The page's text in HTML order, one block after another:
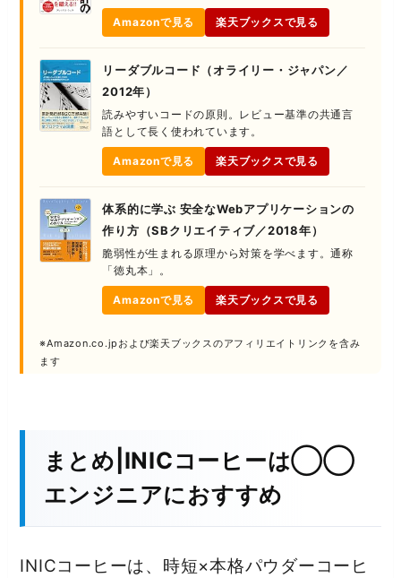
Amazonで見る 楽天ブックスで見る
リーダブルコード（オライリー・ジャパン／
2012年）
読みやすいコードの原則。レビュー基準の共通言
語として長く使われています。
Amazonで見る 楽天ブックスで見る
体系的に学ぶ 安全なWebアプリケーションの
作り方（SBクリエイティブ／2018年）
脆弱性が生まれる原理から対策を学べます。通称
「徳丸本」。
Amazonで見る 楽天ブックスで見る
※Amazon.co.jpおよび楽天ブックスのアフィリエイトリンクを含み
ます
まとめ|INICコーヒーは◯◯
エンジニアにおすすめ
INICコーヒーは、時短×本格パウダーコーヒ